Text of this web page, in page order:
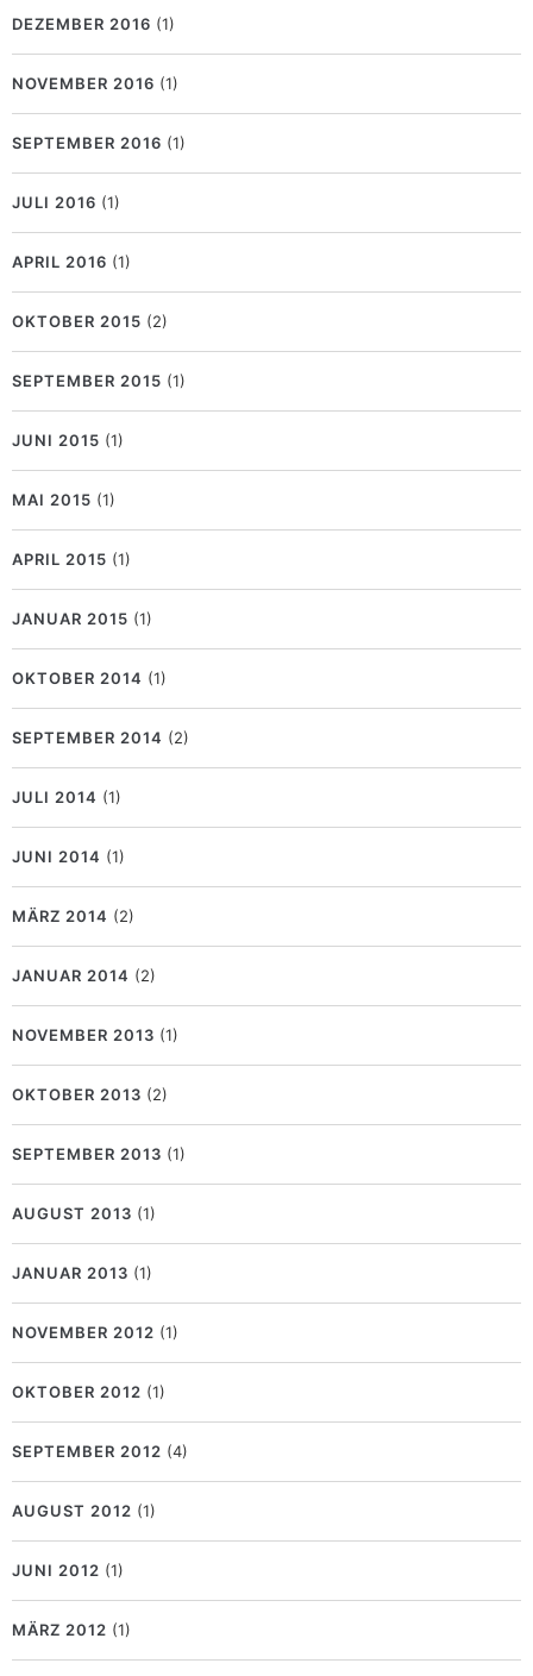
DEZEMBER 2016 (1)
NOVEMBER 2016 (1)
SEPTEMBER 2016 (1)
JULI 2016 (1)
APRIL 2016 (1)
OKTOBER 2015 (2)
SEPTEMBER 2015 (1)
JUNI 2015 (1)
MAI 2015 (1)
APRIL 2015 (1)
JANUAR 2015 (1)
OKTOBER 2014 (1)
SEPTEMBER 2014 (2)
JULI 2014 (1)
JUNI 2014 (1)
MÄRZ 2014 (2)
JANUAR 2014 (2)
NOVEMBER 2013 (1)
OKTOBER 2013 (2)
SEPTEMBER 2013 (1)
AUGUST 2013 (1)
JANUAR 2013 (1)
NOVEMBER 2012 (1)
OKTOBER 2012 (1)
SEPTEMBER 2012 (4)
AUGUST 2012 (1)
JUNI 2012 (1)
MÄRZ 2012 (1)